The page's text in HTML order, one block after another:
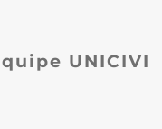
UNICIVI